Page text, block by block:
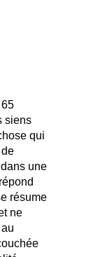
siens
qui
une
résume
ne